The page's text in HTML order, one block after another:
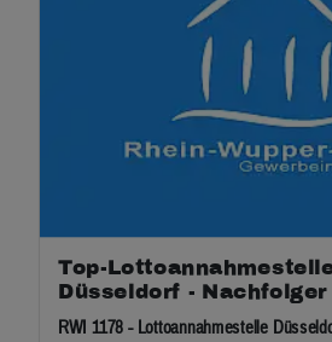
Top-
Düsseldorf -
RWI 1178 - Lottoannahmestelle